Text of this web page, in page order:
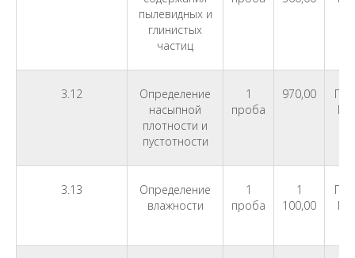
пылевидных и
глинистых
частиц
3.12
Определение
насыпной
плотности и
пустотности
1
проба
970,00
3.13
Определение
влажности
1
проба
1
100,00